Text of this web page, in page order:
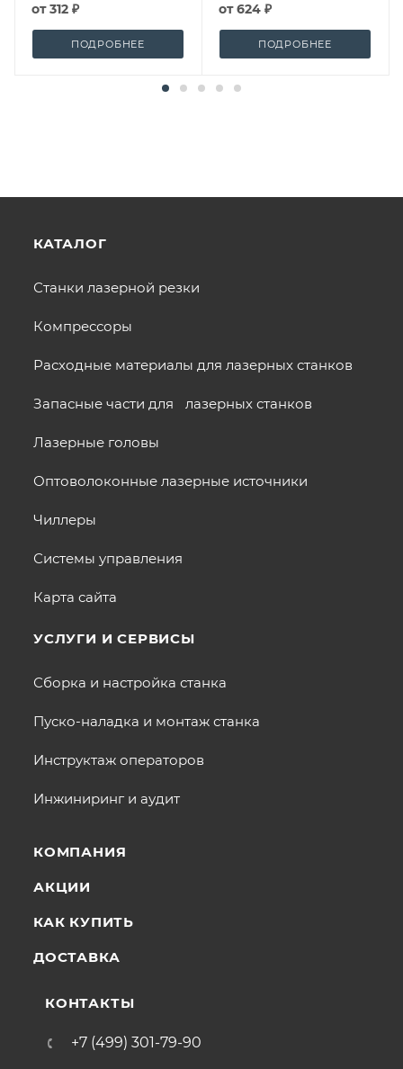
от312 ₽
ПОДРОБНЕЕ
от624 ₽
ПОДРОБНЕЕ
КАТАЛОГ
Станки лазерной резки
Компрессоры
Расходные материалы для лазерных станков
Запасные части для лазерных станков
Лазерные головы
Оптоволоконные лазерные источники
Чиллеры
Системы управления
Карта сайта
УСЛУГИ И СЕРВИСЫ
Сборка и настройка станка
Пуско-наладка и монтаж станка
Инструктаж операторов
Инжиниринг и аудит
КОМПАНИЯ
АКЦИИ
КАК КУПИТЬ
ДОСТАВКА
КОНТАКТЫ
+7 (499) 301-79-90